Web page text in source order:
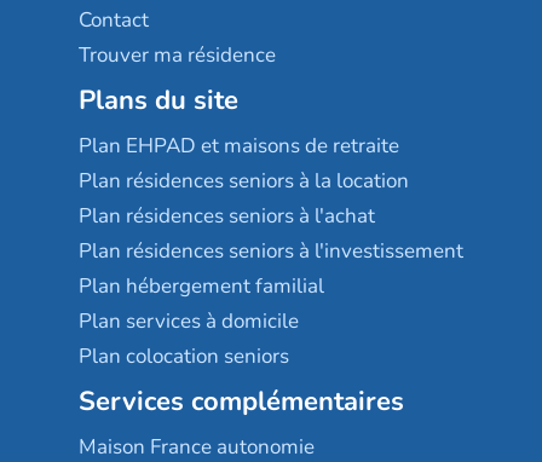
Contact
Trouver ma résidence
Plans du site
Plan EHPAD et maisons de retraite
Plan résidences seniors à la location
Plan résidences seniors à l'achat
Plan résidences seniors à l'investissement
Plan hébergement familial
Plan services à domicile
Plan colocation seniors
Services complémentaires
Maison France autonomie